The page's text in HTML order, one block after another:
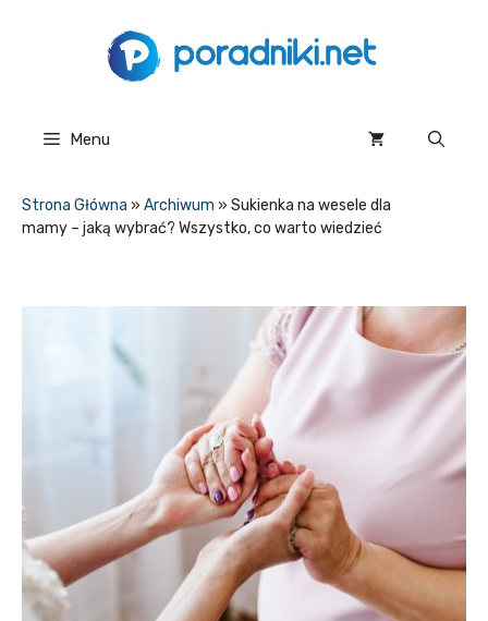
Menu
Strona Główna » Archiwum » Sukienka na wesele dla
mamy – jaką wybrać? Wszystko, co warto wiedzieć